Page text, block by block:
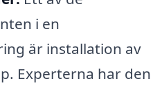
i en
är installation av
Experterna har den